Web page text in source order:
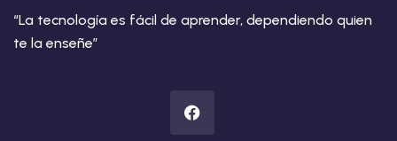
“La tecnología es fácil de aprender, dependiendo quien
te la enseñe”